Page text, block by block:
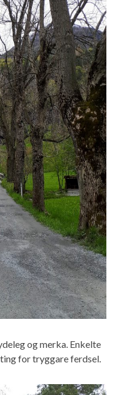
og merka. Enkelte
for tryggare ferdsel.